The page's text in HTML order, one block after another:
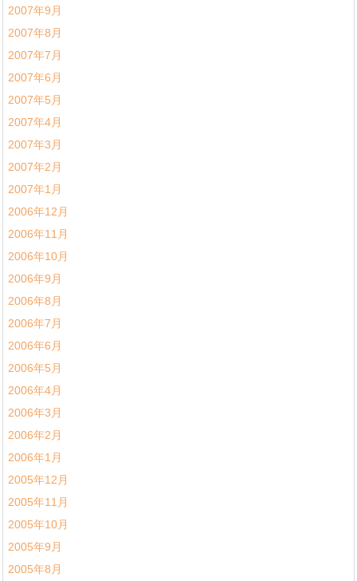
2007年9月
2007年8月
2007年7月
2007年6月
2007年5月
2007年4月
2007年3月
2007年2月
2007年1月
2006年12月
2006年11月
2006年10月
2006年9月
2006年8月
2006年7月
2006年6月
2006年5月
2006年4月
2006年3月
2006年2月
2006年1月
2005年12月
2005年11月
2005年10月
2005年9月
2005年8月